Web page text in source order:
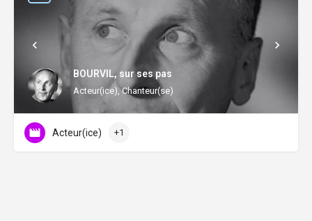
BOURVIL, sur ses pas
Acteur(ice), Chanteur(se)
Acteur(ice) +1